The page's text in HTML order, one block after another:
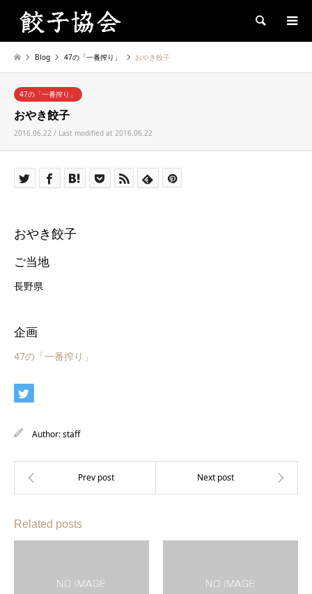
Search
Blog 47の「一番搾り」 おやき餃子
47の「一番搾り」
おやき餃子
2016.06.22 / Last modified at 2016.06.22
おやき餃子
ご当地
長野県
企画
47の「一番搾り」
Author:staff
Related posts